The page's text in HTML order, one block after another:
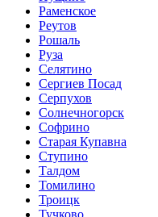
Раменское
Реутов
Рошаль
Руза
Селятино
Сергиев Посад
Серпухов
Солнечногорск
Софрино
Старая Купавна
Ступино
Талдом
Томилино
Троицк
Тучково